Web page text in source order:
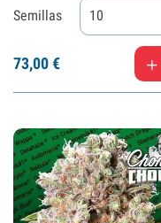
Semillas 10
73,00€